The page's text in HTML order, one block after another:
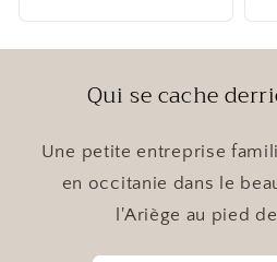
Qui se cache
Une petite entreprise
en occitanie dans le
l'Ariège au pied